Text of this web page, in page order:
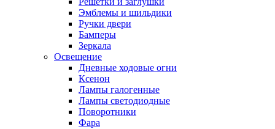
Эмблемы и шильдики
Ручки двери
Бамперы
Зеркала
Освещение
Дневные ходовые огни
Ксенон
Лампы галогенные
Лампы светодиодные
Поворотники
Фара